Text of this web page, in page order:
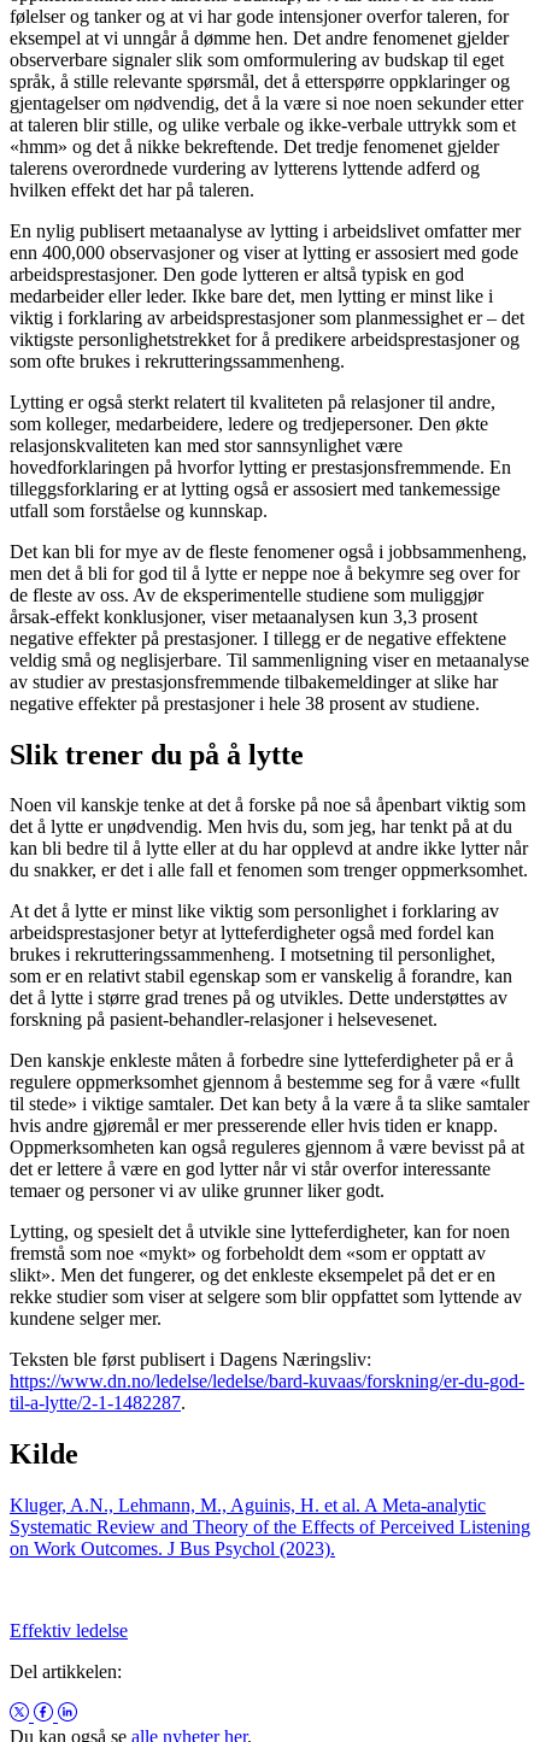
følelser og tanker og at vi har gode intensjoner overfor taleren, for
eksempel at vi unngår å dømme hen. Det andre fenomenet gjelder
observerbare signaler slik som omformulering av budskap til eget
språk, å stille relevante spørsmål, det å etterspørre oppklaringer og
gjentagelser om nødvendig, det å la være si noe noen sekunder etter
at taleren blir stille, og ulike verbale og ikke-verbale uttrykk som et
«hmm» og det å nikke bekreftende. Det tredje fenomenet gjelder
talerens overordnede vurdering av lytterens lyttende adferd og
hvilken effekt det har på taleren.
En nylig publisert metaanalyse av lytting i arbeidslivet omfatter mer
enn 400,000 observasjoner og viser at lytting er assosiert med gode
arbeidsprestasjoner. Den gode lytteren er altså typisk en god
medarbeider eller leder. Ikke bare det, men lytting er minst like i
viktig i forklaring av arbeidsprestasjoner som planmessighet er – det
viktigste personlighetstrekket for å predikere arbeidsprestasjoner og
som ofte brukes i rekrutteringssammenheng.
Lytting er også sterkt relatert til kvaliteten på relasjoner til andre,
som kolleger, medarbeidere, ledere og tredjepersoner. Den økte
relasjonskvaliteten kan med stor sannsynlighet være
hovedforklaringen på hvorfor lytting er prestasjonsfremmende. En
tilleggsforklaring er at lytting også er assosiert med tankemessige
utfall som forståelse og kunnskap.
Det kan bli for mye av de fleste fenomener også i jobbsammenheng,
men det å bli for god til å lytte er neppe noe å bekymre seg over for
de fleste av oss. Av de eksperimentelle studiene som muliggjør
årsak-effekt konklusjoner, viser metaanalysen kun 3,3 prosent
negative effekter på prestasjoner. I tillegg er de negative effektene
veldig små og neglisjerbare. Til sammenligning viser en metaanalyse
av studier av prestasjonsfremmende tilbakemeldinger at slike har
negative effekter på prestasjoner i hele 38 prosent av studiene.
Slik trener du på å lytte
Noen vil kanskje tenke at det å forske på noe så åpenbart viktig som
det å lytte er unødvendig. Men hvis du, som jeg, har tenkt på at du
kan bli bedre til å lytte eller at du har opplevd at andre ikke lytter når
du snakker, er det i alle fall et fenomen som trenger oppmerksomhet.
At det å lytte er minst like viktig som personlighet i forklaring av
arbeidsprestasjoner betyr at lytteferdigheter også med fordel kan
brukes i rekrutteringssammenheng. I motsetning til personlighet,
som er en relativt stabil egenskap som er vanskelig å forandre, kan
det å lytte i større grad trenes på og utvikles. Dette understøttes av
forskning på pasient-behandler-relasjoner i helsevesenet.
Den kanskje enkleste måten å forbedre sine lytteferdigheter på er å
regulere oppmerksomhet gjennom å bestemme seg for å være «fullt
til stede» i viktige samtaler. Det kan bety å la være å ta slike samtaler
hvis andre gjøremål er mer presserende eller hvis tiden er knapp.
Oppmerksomheten kan også reguleres gjennom å være bevisst på at
det er lettere å være en god lytter når vi står overfor interessante
temaer og personer vi av ulike grunner liker godt.
Lytting, og spesielt det å utvikle sine lytteferdigheter, kan for noen
fremstå som noe «mykt» og forbeholdt dem «som er opptatt av
slikt». Men det fungerer, og det enkleste eksempelet på det er en
rekke studier som viser at selgere som blir oppfattet som lyttende av
kundene selger mer.
Teksten ble først publisert i Dagens Næringsliv:
https://www.dn.no/ledelse/ledelse/bard-kuvaas/forskning/er-du-god-
til-a-lytte/2-1-1482287.
Kilde
Kluger, A.N., Lehmann, M., Aguinis, H. et al. A Meta-analytic
Systematic Review and Theory of the Effects of Perceived Listening
on Work Outcomes. J Bus Psychol (2023).
Effektiv ledelse
Del artikkelen:
Du kan også se alle nyheter her.